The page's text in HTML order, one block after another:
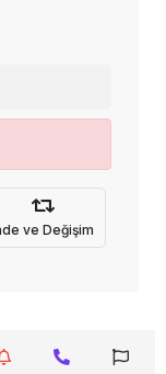
ve Değişim